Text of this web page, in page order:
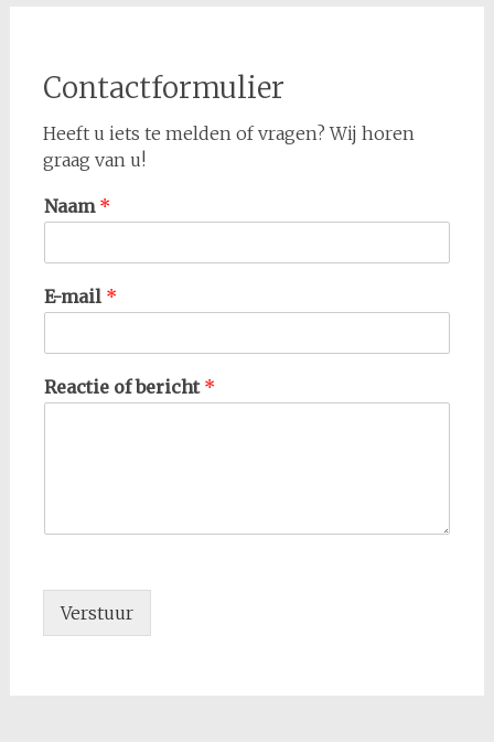
Contactformulier
Heeft u iets te melden of vragen? Wij horen
graag van u!
Naam *
E-mail *
Reactie of bericht *
Verstuur